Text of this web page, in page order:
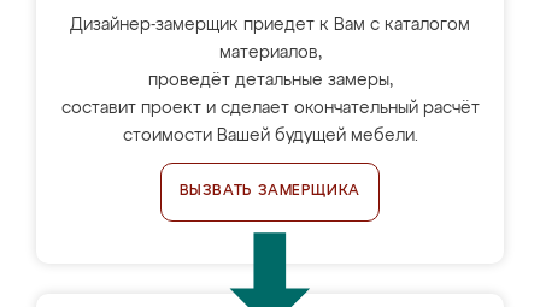
Дизайнер-замерщик приедет к Вам с каталогом
материалов,
проведёт детальные замеры,
составит проект и сделает окончательный расчёт
стоимости Вашей будущей мебели.
ВЫЗВАТЬ ЗАМЕРЩИКА